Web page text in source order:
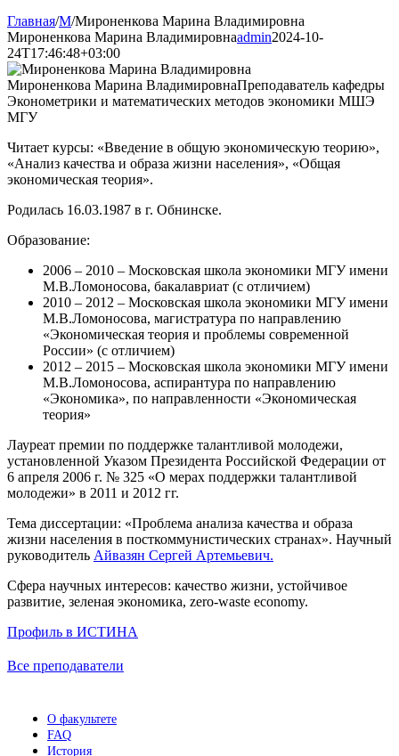
Главная/М/Мироненкова Марина Владимировна
Мироненкова Марина Владимировнаadmin2024-10-
24T17:46:48+03:00
Мироненкова Марина ВладимировнаПреподаватель кафедры
Эконометрики и математических методов экономики МШЭ
МГУ
Читает курсы: «Введение в общую экономическую теорию»,
«Анализ качества и образа жизни населения», «Общая
экономическая теория».
Родилась 16.03.1987 в г. Обнинске.
Образование:
2006 – 2010 – Московская школа экономики МГУ имени
М.В.Ломоносова, бакалавриат (с отличием)
2010 – 2012 – Московская школа экономики МГУ имени
М.В.Ломоносова, магистратура по направлению
«Экономическая теория и проблемы современной
России» (с отличием)
2012 – 2015 – Московская школа экономики МГУ имени
М.В.Ломоносова, аспирантура по направлению
«Экономика», по направленности «Экономическая
теория»
Лауреат премии по поддержке талантливой молодежи,
установленной Указом Президента Российской Федерации от
6 апреля 2006 г. № 325 «О мерах поддержки талантливой
молодежи» в 2011 и 2012 гг.
Тема диссертации: «Проблема анализа качества и образа
жизни населения в посткоммунистических странах». Научный
руководитель Айвазян Сергей Артемьевич.
Сфера научных интересов: качество жизни, устойчивое
развитие, зеленая экономика, zero-waste economy.
Профиль в ИСТИНА
Все преподаватели
О факультете
FAQ
История